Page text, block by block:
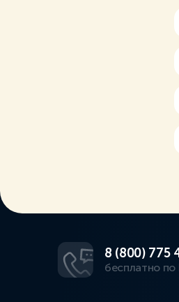
8 (800) 775
бесплатно по